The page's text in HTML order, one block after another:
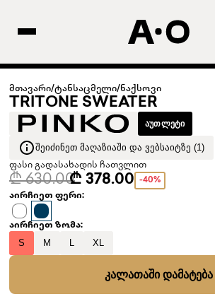
მთავარი/ტანსაცმელი/ნაქსოვი
TRITONE SWEATER
ᲐᲣᲗᲚᲔᲢᲘ
ᲨᲔᲘᲫᲘᲜᲔᲗ ᲛᲐᲦᲐᲖᲘᲐᲨᲘ ᲓᲐ ᲕᲔᲑᲡᲐᲘᲢᲖᲔ (1)
ფასი გადასახადის ჩათვლით
₾ 630.00₾ 378.00 -40%
აირჩიეთ ფერი:
აირჩიეთ ზომა:
S M L XL
ᲙᲐᲚᲐᲗᲐᲨᲘ ᲓᲐᲛᲐᲢᲔᲑᲐ